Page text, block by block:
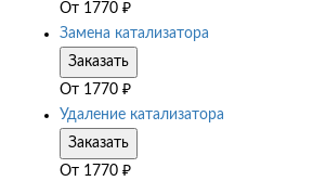
От 1770 ₽
Замена катализатора
Заказать
От 1770 ₽
Удаление катализатора
Заказать
От 1770 ₽